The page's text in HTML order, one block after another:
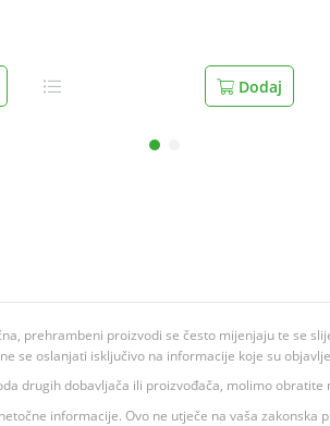
Dodaj
prehrambeni proizvodi se često mijenjaju te se
se oslanjati isključivo na informacije koje su
drugih dobavljača ili proizvođača, molimo obratite
informacije. Ovo ne utječe na vaša zakonska